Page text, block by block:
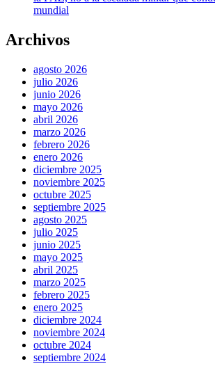
mundial
Archivos
agosto 2026
julio 2026
junio 2026
mayo 2026
abril 2026
marzo 2026
febrero 2026
enero 2026
diciembre 2025
noviembre 2025
octubre 2025
septiembre 2025
agosto 2025
julio 2025
junio 2025
mayo 2025
abril 2025
marzo 2025
febrero 2025
enero 2025
diciembre 2024
noviembre 2024
octubre 2024
septiembre 2024